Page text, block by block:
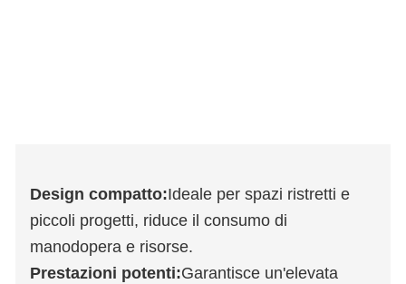
Design compatto:Ideale per spazi ristretti e
piccoli progetti, riduce il consumo di
manodopera e risorse.
Prestazioni potenti:Garantisce un'elevata